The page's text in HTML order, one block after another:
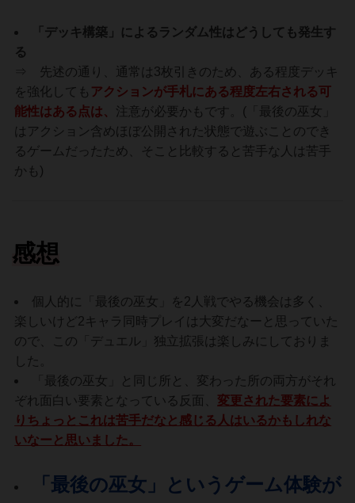
「デッキ構築」によるランダム性はどうしても発生す
る
⇒ 先述の通り、通常は3枚引きのため、ある程度デッキ
を強化しても アクションが手札にある程度左右される可
能性はある点は、 注意が必要かもです。(「最後の巫女」
はアクション含めほぼ公開された状態で遊ぶことのでき
るゲームだったため、そこと比較すると苦手な人は苦手
かも)
感想
個人的に「最後の巫女」を2人戦でやる機会は多く、
楽しいけど2キャラ同時プレイは大変だなーと思っていた
ので、この「デュエル」独立拡張は楽しみにしておりま
した。
「最後の巫女」と同じ所と、変わった所の両方がそれ
ぞれ面白い要素となっている反面、 変更された要素によ
りちょっとこれは苦手だなと感じる人はいるかもしれな
いなーと思いました。
「最後の巫女」というゲーム体験が